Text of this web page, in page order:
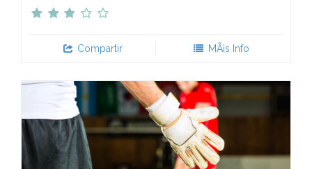
Compartir MÃ¡s Info